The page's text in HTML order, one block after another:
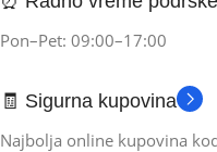
Pon–Pet: 09:00–17:00
🧾 Sigurna kupovina
Najbolja online kupovina